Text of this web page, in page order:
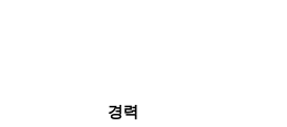
경력